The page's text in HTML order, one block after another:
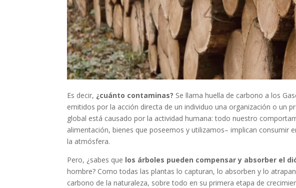
Es decir, ¿cuánto contaminas? Se llama huella de carbono a los
emitidos por la acción directa de un individuo una organización o un
global está causado por la actividad humana: todo nuestro
alimentación, bienes que poseemos y utilizamos– implican consumir
la atmósfera.
Pero, ¿sabes que los árboles pueden compensar y absorber el
hombre? Como todas las plantas lo capturan, lo absorben y lo
carbono de la naturaleza, sobre todo en su primera etapa de